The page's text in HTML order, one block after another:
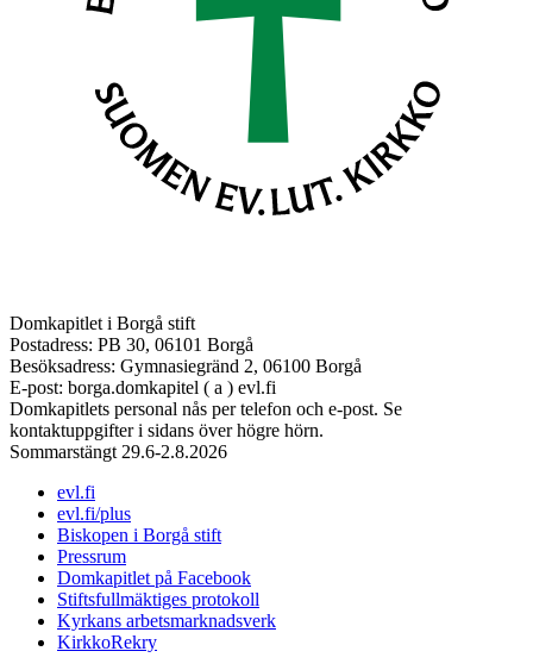
Domkapitlet i Borgå stift
Postadress: PB 30, 06101 Borgå
Besöksadress: Gymnasiegränd 2, 06100 Borgå
E-post: borga.domkapitel ( a ) evl.fi
Domkapitlets personal nås per telefon och e-post. Se
kontaktuppgifter i sidans över högre hörn.
Sommarstängt 29.6-2.8.2026
evl.fi
evl.fi/plus
Biskopen i Borgå stift
Pressrum
Domkapitlet på Facebook
Stiftsfullmäktiges protokoll
Kyrkans arbetsmarknadsverk
KirkkoRekry